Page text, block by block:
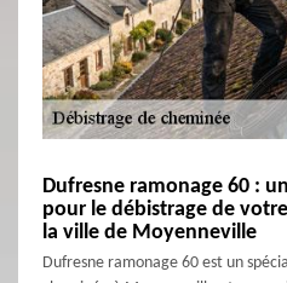
Dufresne ramonage 60 :
pour le débistrage de
la ville de Moyenneville
Dufresne ramonage 60 est un